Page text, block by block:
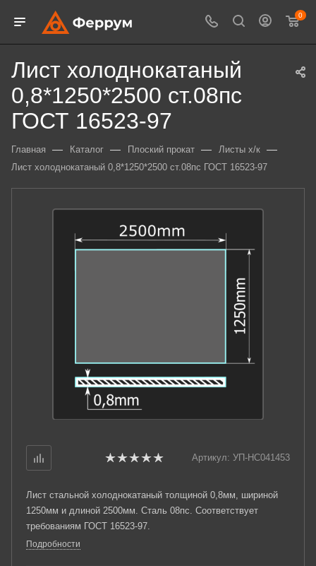
0
Лист холоднокатаный
0,8*1250*2500 ст.08пс
ГОСТ 16523-97
Главная — Каталог — Плоский прокат — Листы х/к —
Лист холоднокатаный 0,8*1250*2500 ст.08пс ГОСТ 16523-97
Артикул: УП-НС041453
Лист стальной холоднокатаный толщиной 0,8мм, шириной
1250мм и длиной 2500мм. Сталь 08пс. Соответствует
требованиям ГОСТ 16523-97.
Подробности